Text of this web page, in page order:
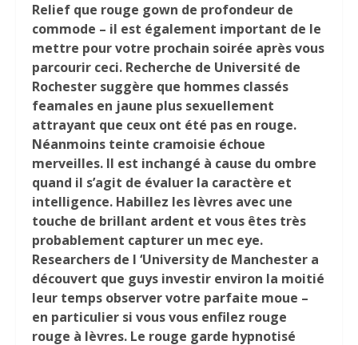
Relief que rouge gown de profondeur de
commode – il est également important de le
mettre pour votre prochain soirée après vous
parcourir ceci. Recherche de Université de
Rochester suggère que hommes classés
feamales en jaune plus sexuellement
attrayant que ceux ont été pas en rouge.
Néanmoins teinte cramoisie échoue
merveilles. Il est inchangé à cause du ombre
quand il s’agit de évaluer la caractère et
intelligence. Habillez les lèvres avec une
touche de brillant ardent et vous êtes très
probablement capturer un mec eye.
Researchers de l ‘University de Manchester a
découvert que guys investir environ la moitié
leur temps observer votre parfaite moue –
en particulier si vous vous enfilez rouge
rouge à lèvres. Le rouge garde hypnotisé